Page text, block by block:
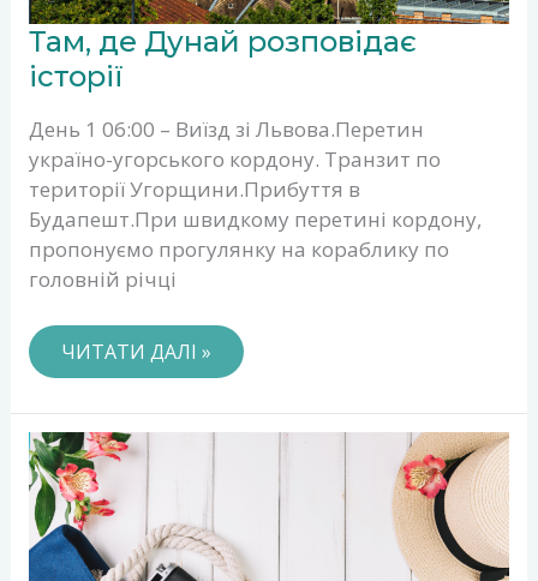
Там, де Дунай розповідає
історії
День 1 06:00 – Виїзд зі Львова.Перетин
україно-угорського кордону. Транзит по
території Угорщини.Прибуття в
Будапешт.При швидкому перетині кордону,
пропонуємо прогулянку на кораблику по
головній річці
ТАМ,
ДЕ
ДУНАЙ
РОЗПОВІДАЄ
ЧИТАТИ ДАЛІ »